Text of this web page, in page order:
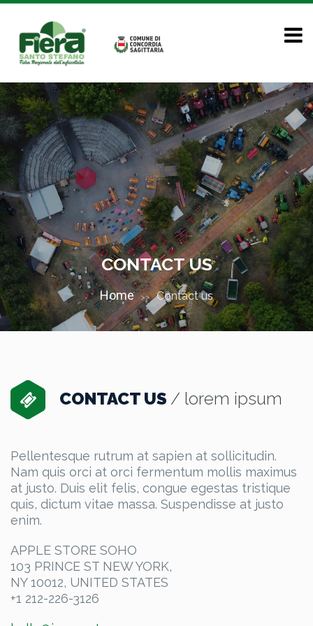
CONTACT US
Home >> Contact us
CONTACT US / lorem ipsum
Pellentesque rutrum at sapien at sollicitudin.
Nam quis orci at orci fermentum mollis maximus
at justo. Duis elit felis, congue egestas tristique
quis, dictum vitae massa. Suspendisse at justo
enim.
APPLE STORE SOHO‎
103 PRINCE ST NEW YORK,
NY 10012, UNITED STATES
+1 212-226-3126